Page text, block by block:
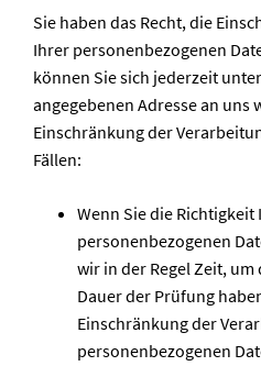
Sie haben das Recht, die
Ihrer personenbezogenen
können Sie sich jederzeit
angegebenen Adresse an uns
Einschränkung der
Fällen:
Wenn Sie die
personenbezogenen
wir in der Regel Zeit,
Dauer der Prüfung
Einschränkung der
personenbezogenen